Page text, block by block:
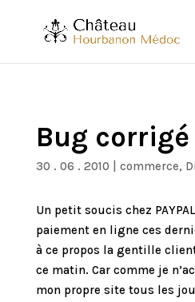
Bug corrigé
30 . 06 . 2010 commerce,
Un petit soucis chez
paiement en ligne ces
à ce propos la gentille
ce matin. Car comme je
mon propre site tous les